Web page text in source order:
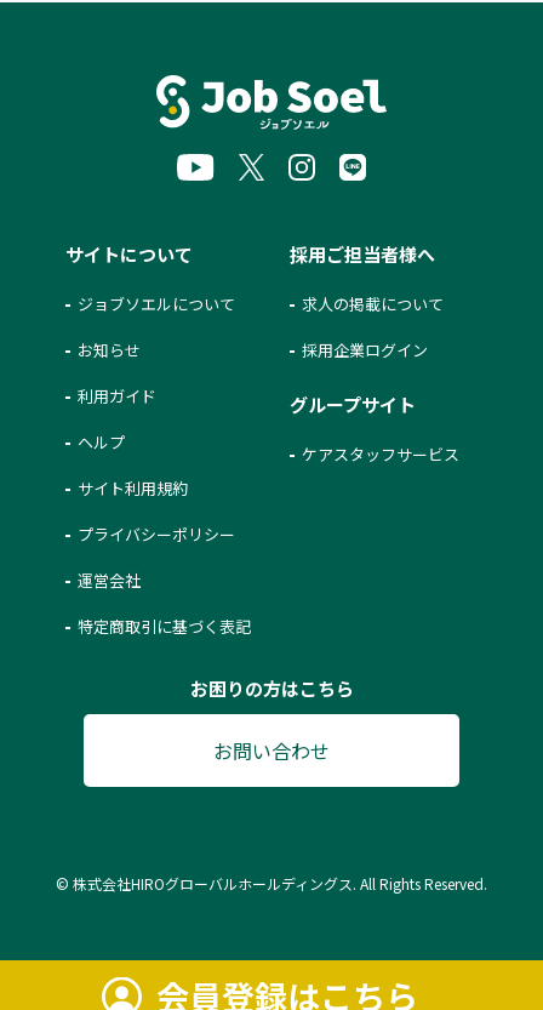
会員登録はこちら
サイトについて
ジョブソエルについて
お知らせ
利用ガイド
ヘルプ
サイト利用規約
プライバシーポリシー
運営会社
特定商取引に基づく表記
採用ご担当者様へ
求人の掲載について
採用企業ログイン
グループサイト
ケアスタッフサービス
お困りの方はこちら
お問い合わせ
© 株式会社HIROグローバルホールディングス. All Rights Reserved.